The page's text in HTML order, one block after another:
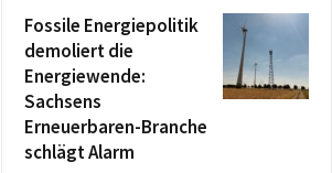
Fossile Energiepolitik
demoliert die
Energiewende:
Sachsens
Erneuerbaren-Branche
schlägt Alarm